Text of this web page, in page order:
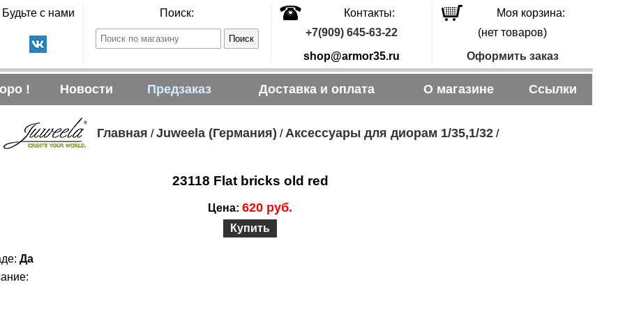
Будьте с нами Поиск: Контакты:
Моя корзина:
+7(909) 645-63-22
shop@armor35.ru
(нет товаров)
Оформить заказ
! Новости Предзаказ Доставка и оплата О магазине Ссылки
Главная /Juweela (Германия) /Аксессуары для диорам 1/35,1/32/
23118 Flat bricks old red
Цена: 620 руб.
Купить
Да